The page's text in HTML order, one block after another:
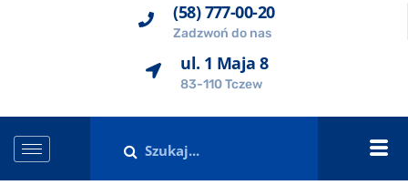
(58) 777-00-20
Zadzwoń do nas
ul. 1 Maja 8
83-110 Tczew